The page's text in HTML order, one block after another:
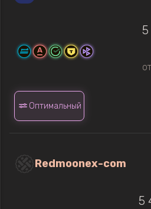
5
Оптимальный
Redmoonex-com
5